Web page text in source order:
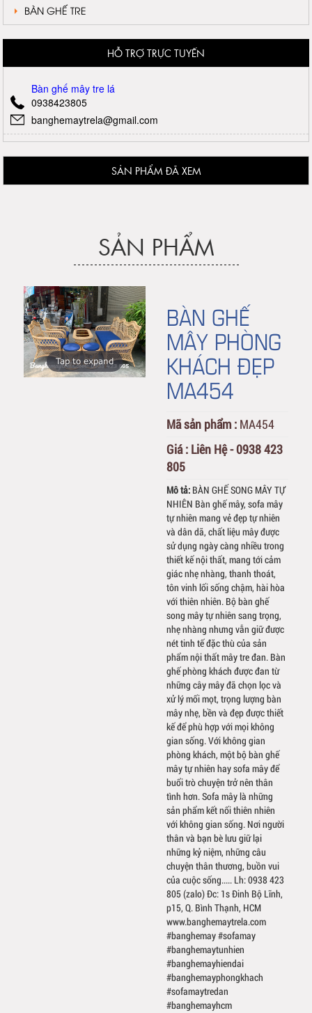
BÀN GHẾ TRE
HỖ TRỢ TRỰC TUYẾN
Bàn ghế mây tre lá
0938423805
banghemaytrela@gmail.com
SẢN PHẨM ĐÃ XEM
SẢN PHẨM
Tap to expand
BÀN GHẾ
MÂY PHÒNG
KHÁCH ĐẸP
MA454
Mã sản phẩm : MA454
Giá : Liên Hệ - 0938 423
805
Mô tả: BÀN GHẾ SONG MÂY TỰ
NHIÊN Bàn ghế mây, sofa mây
tự nhiên mang vẻ đẹp tự nhiên
và dân dã, chất liệu mây được
sử dụng ngày càng nhiều trong
thiết kế nội thất, mang tới cảm
giác nhẹ nhàng, thanh thoát,
tôn vinh lối sống chậm, hài hòa
với thiên nhiên. Bộ bàn ghế
song mây tự nhiên sang trọng,
nhẹ nhàng nhưng vẫn giữ được
nét tinh tế đặc thù của sản
phẩm nội thất mây tre đan. Bàn
ghế phòng khách được đan từ
những cây mây đã chọn lọc và
xử lý mối mọt, trọng lượng bàn
mây nhẹ, bền và đẹp được thiết
kế để phù hợp với mọi không
gian sống. Với không gian
phòng khách, một bộ bàn ghế
mây tự nhiên hay sofa mây để
buổi trò chuyện trở nên thân
tình hơn. Sofa mây là những
sản phẩm kết nối thiên nhiên
với không gian sống. Nơi người
thân và bạn bè lưu giữ lại
những kỷ niệm, những câu
chuyện thân thương, buồn vui
của cuộc sống..... Lh: 0938 423
805 (zalo) Đc: 1s Đinh Bộ Lĩnh,
p15, Q. Bình Thạnh, HCM
www.banghemaytrela.com
#banghemay #sofamay
#banghemaytunhien
#banghemayhiendai
#banghemayphongkhach
#sofamaytredan
#banghemayhcm